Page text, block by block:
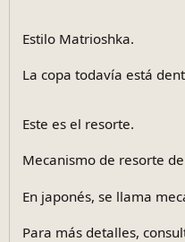
Estilo Matrioshka.
La copa todavía está
Este es el resorte.
Mecanismo de resorte
En japonés, se llama
Para más detalles,